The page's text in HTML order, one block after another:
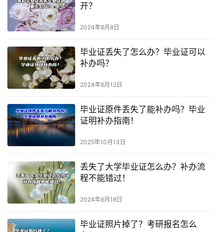
开？
2024年8月8日
毕业证丢失了怎么办？毕业证可以
补办吗？
2024年6月12日
毕业证原件丢失了能补办吗？毕业
证明补办指南！
2025年10月13日
丢失了大学毕业证怎么办？补办流
程不能错过！
2024年6月18日
毕业证照片掉了？考研报名怎么